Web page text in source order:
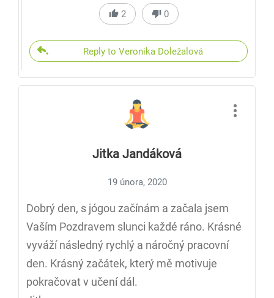
2 0
Reply to Veronika Doležalová
Jitka Jandáková
19 února, 2020
Dobrý den, s jógou začínám a začala jsem
Vaším Pozdravem slunci každé ráno. Krásné
vyváží následný rychlý a náročný pracovní
den. Krásný začátek, který mě motivuje
pokračovat v učení dál.